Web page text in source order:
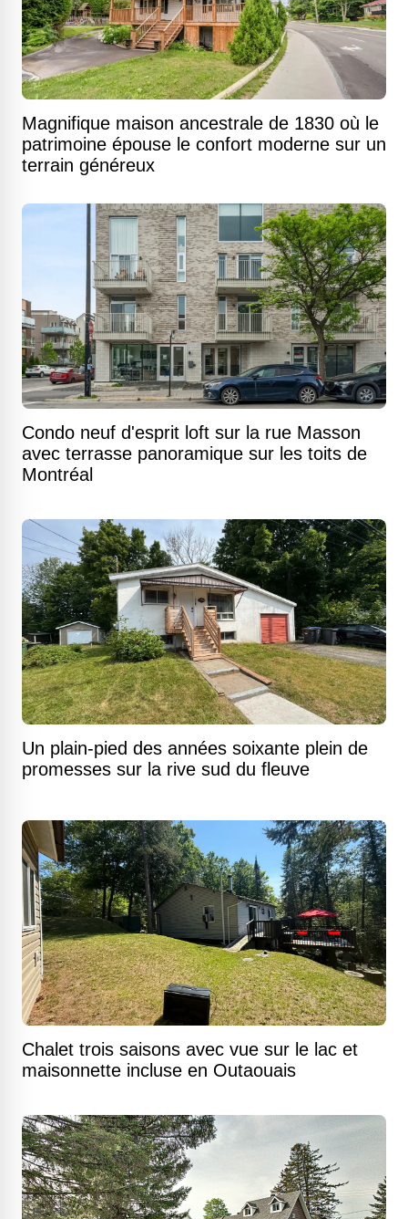
Magnifique maison ancestrale de 1830 où le
patrimoine épouse le confort moderne sur un
terrain généreux
Condo neuf d'esprit loft sur la rue Masson
avec terrasse panoramique sur les toits de
Montréal
Un plain-pied des années soixante plein de
promesses sur la rive sud du fleuve
Chalet trois saisons avec vue sur le lac et
maisonnette incluse en Outaouais